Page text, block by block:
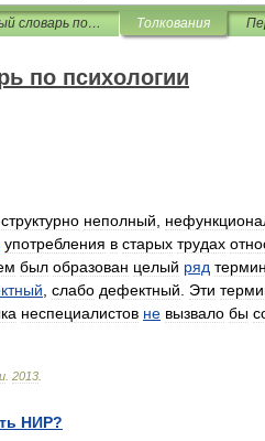
Толковый словарь по психологии Толкования
по психологии
структурно неполный
употребления в старых трудах
был образован целый ряд
слабо дефектный Эти
неспециалистов не вызвало бы
2013
НИР?